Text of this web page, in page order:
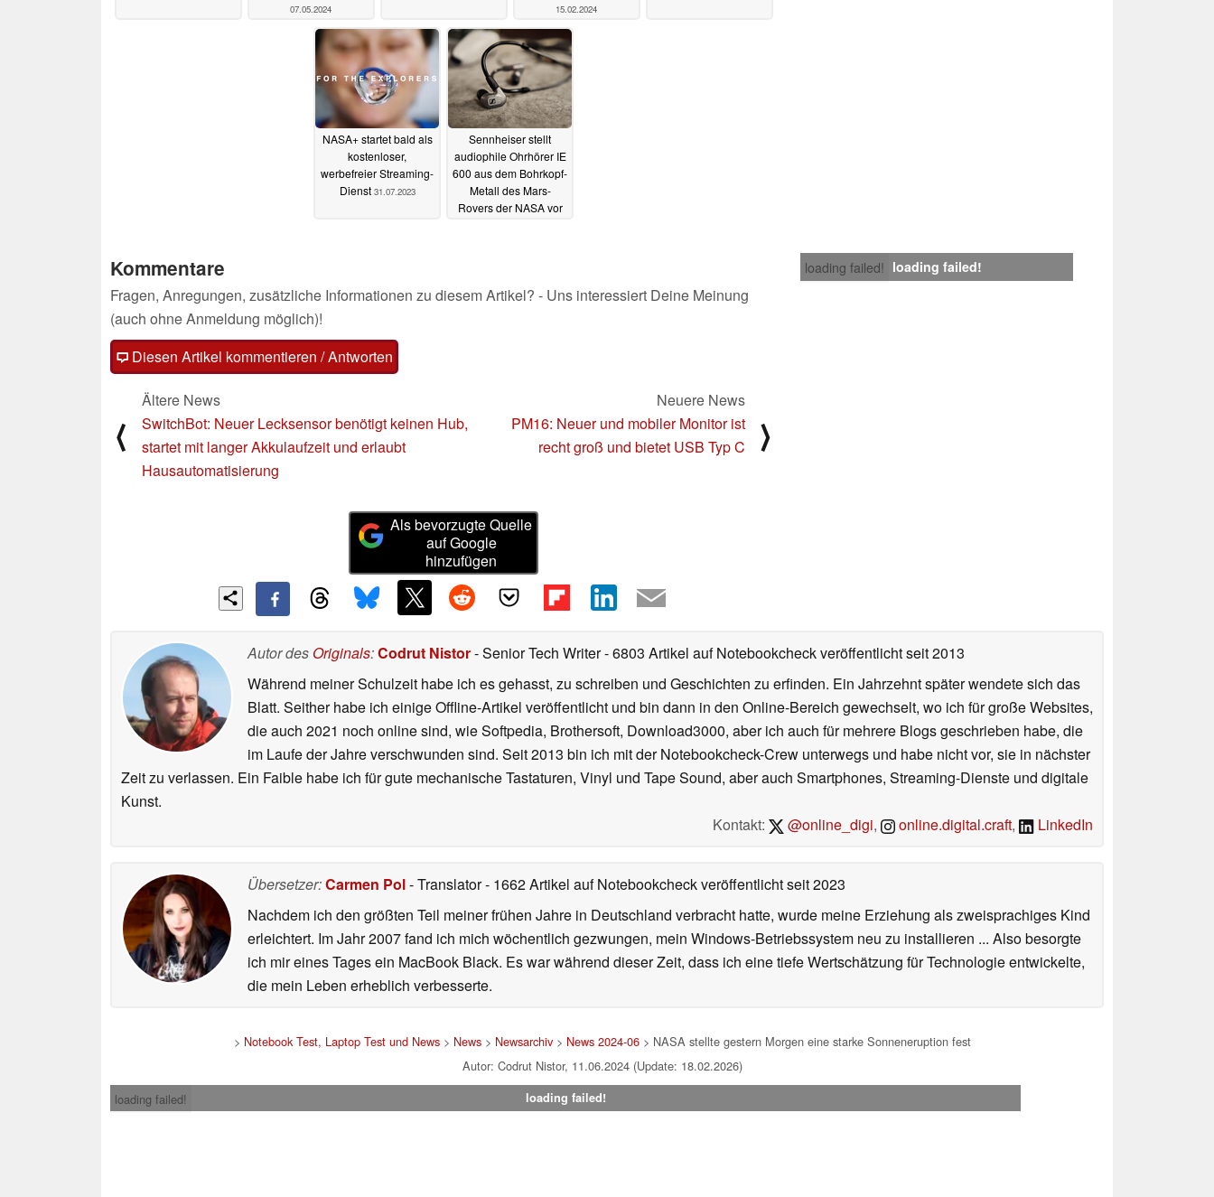
07.05.2024 15.02.2024
NASA+ startet bald als
kostenloser,
werbefreier Streaming-
Dienst 31.07.2023
Sennheiser stellt
audiophile Ohrhörer IE
600 aus dem Bohrkopf-
Metall des Mars-
Rovers der NASA vor
loading failed! loading failed!
Kommentare
Fragen, Anregungen, zusätzliche Informationen zu diesem Artikel? - Uns interessiert Deine Meinung
(auch ohne Anmeldung möglich)!
Diesen Artikel kommentieren / Antworten
⟨
Ältere News
SwitchBot: Neuer Lecksensor benötigt keinen Hub,
startet mit langer Akkulaufzeit und erlaubt
Hausautomatisierung
Neuere News
PM16: Neuer und mobiler Monitor ist
recht groß und bietet USB Typ C
⟩
Als bevorzugte Quelle
auf Google
hinzufügen
Autor des Originals:Codrut Nistor- Senior Tech Writer- 6803 Artikel auf Notebookcheck veröffentlichtseit 2013
Während meiner Schulzeit habe ich es gehasst, zu schreiben und Geschichten zu erfinden. Ein Jahrzehnt später wendete sich das
Blatt. Seither habe ich einige Offline-Artikel veröffentlicht und bin dann in den Online-Bereich gewechselt, wo ich für große Websites,
die auch 2021 noch online sind, wie Softpedia, Brothersoft, Download3000, aber ich auch für mehrere Blogs geschrieben habe, die
im Laufe der Jahre verschwunden sind. Seit 2013 bin ich mit der Notebookcheck-Crew unterwegs und habe nicht vor, sie in nächster
Zeit zu verlassen. Ein Faible habe ich für gute mechanische Tastaturen, Vinyl und Tape Sound, aber auch Smartphones, Streaming-Dienste und digitale
Kunst.
Kontakt:
@online_digi, online.digital.craft, LinkedIn
Übersetzer:Carmen Pol- Translator- 1662 Artikel auf Notebookcheck veröffentlichtseit 2023
Nachdem ich den größten Teil meiner frühen Jahre in Deutschland verbracht hatte, wurde meine Erziehung als zweisprachiges Kind
erleichtert. Im Jahr 2007 fand ich mich wöchentlich gezwungen, mein Windows-Betriebssystem neu zu installieren ... Also besorgte
ich mir eines Tages ein MacBook Black. Es war während dieser Zeit, dass ich eine tiefe Wertschätzung für Technologie entwickelte,
die mein Leben erheblich verbesserte.
> Notebook Test, Laptop Test und News > News > Newsarchiv > News 2024-06 > NASA stellte gestern Morgen eine starke Sonneneruption fest
Autor: Codrut Nistor, 11.06.2024 (Update: 18.02.2026)
loading failed!
loading failed!